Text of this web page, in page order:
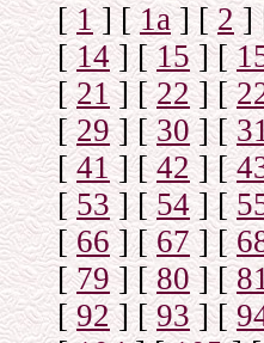
[1] [1а] [2]
[14] [15] [
[21] [22] [
[29] [30] [
[41] [42 ] [
[53] [54] [
[66] [67] [
[79] [80] [
[92] [93] [